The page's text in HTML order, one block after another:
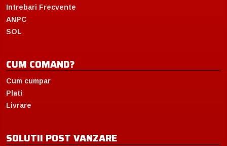
Intrebari Frecvente
ANPC
SOL
CUM COMAND?
Cum cumpar
Plati
Livrare
SOLUTII POST VANZARE